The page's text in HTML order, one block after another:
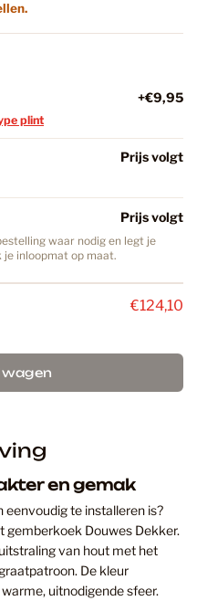
+€9,95
plint
Prijs volgt
Prijs volgt
waar nodig en legt je
je inloopmat op maat.
€124,10
en gemak
eenvoudig te installeren is?
gemberkoek Douwes Dekker.
van hout met het
De kleur
uitnodigende sfeer.